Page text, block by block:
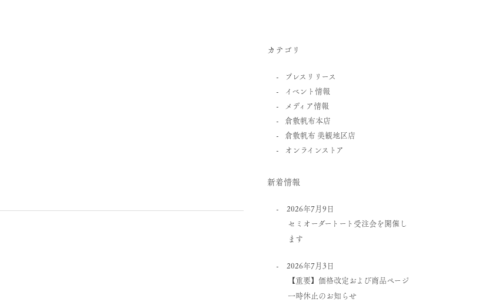
カテゴリ
プレスリリース
イベント情報
メディア情報
倉敷帆布本店
倉敷帆布 美観地区店
オンラインストア
新着情報
2026年7月9日
セミオーダートート受注会を開催し
ます
2026年7月3日
【重要】価格改定および商品ページ
一時休止のお知らせ